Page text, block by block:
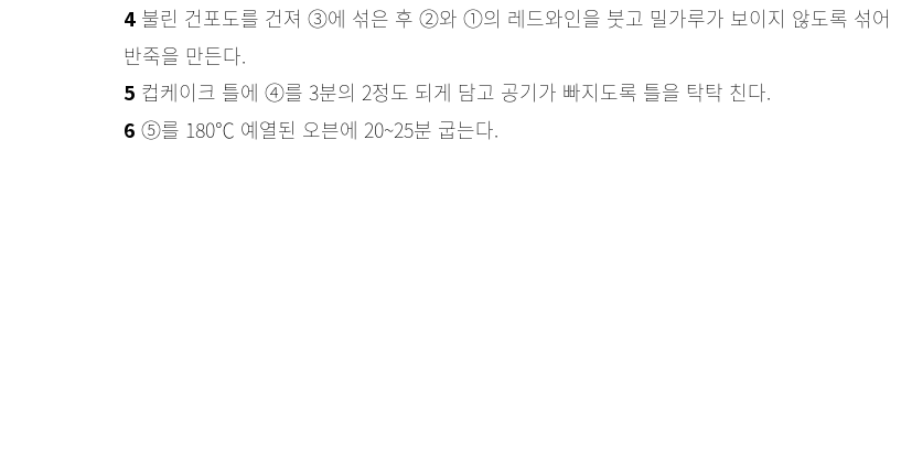
4 불린 건포도를 건져 ③에 섞은 후 ②와 ①의 레드와인을 붓고 밀가루가 보이지 않도록 섞어
반죽을 만든다.
5 컵케이크 틀에 ④를 3분의 2정도 되게 담고 공기가 빠지도록 틀을 탁탁 친다.
6 ⑤를 180℃ 예열된 오븐에 20~25분 굽는다.